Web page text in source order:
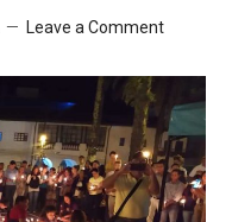
Leave a Comment